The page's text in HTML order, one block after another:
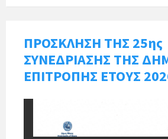
ΠΡΟΣΚΛΗΣΗ ΤΗΣ 25ης
ΣΥΝΕΔΡΙΑΣΗΣ ΤΗΣ
ΕΠΙΤΡΟΠΗΣ ΕΤΟΥΣ